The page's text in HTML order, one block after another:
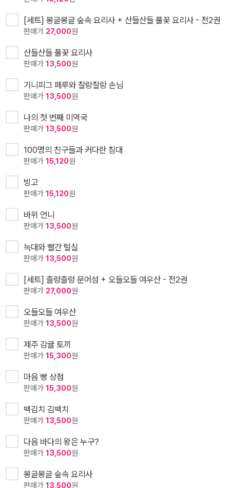
[세트] 몽글몽글 숲속 요리사 + 산들산들 풀꽃 요리사 - 전2권
판매가 27,000원
산들산들 풀꽃 요리사
판매가 13,500원
기니피그 페루와 찰랑찰랑 손님
판매가 13,500원
나의 첫 번째 미역국
판매가 13,500원
100명의 친구들과 커다란 침대
판매가 15,120원
빙고
판매가 15,120원
바위 언니
판매가 13,500원
늑대와 빨간 털실
판매가 13,500원
[세트] 출렁출렁 문어섬 + 오들오들 여우산 - 전2권
판매가 27,000원
오들오들 여우산
판매가 13,500원
제주 감귤 토끼
판매가 15,300원
마음 빵 상점
판매가 15,300원
백김치 김백치
판매가 13,500원
다음 바다의 왕은 누구?
판매가 13,500원
몽글몽글 숲속 요리사
판매가 13,500원